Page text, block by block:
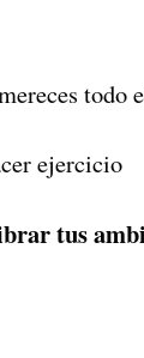
ejercicio
tus